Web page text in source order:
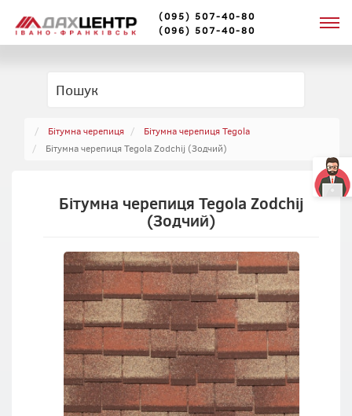
(095) 507-40-80
(096) 507-40-80
Бітумна черепиця
Бітумна черепиця Tegola
Бітумна черепиця Tegola Zodchij (Зодчий)
Бітумна черепиця Tegola Zodchij
(Зодчий)